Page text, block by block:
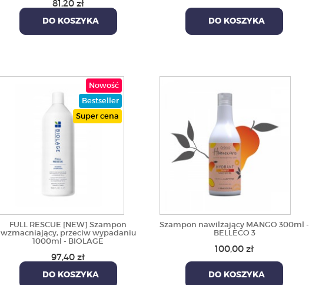
81,20 zł
DO KOSZYKA DO KOSZYKA
Nowość
Bestseller
Super cena
FULL RESCUE [NEW] Szampon
wzmacniający, przeciw wypadaniu
1000ml - BIOLAGE
97,40 zł
DO KOSZYKA
Szampon nawilżający MANGO 300ml -
BELLECO 3
100,00 zł
DO KOSZYKA